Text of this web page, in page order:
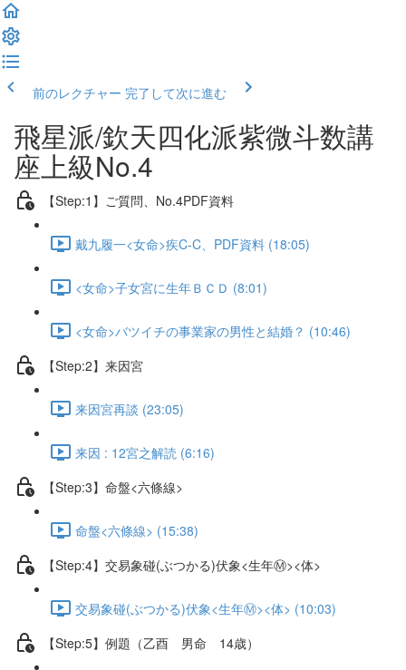
前のレクチャー 完了して次に進む
飛星派/欽天四化派紫微斗数講
座上級No.4
【Step:1】ご質問、No.4PDF資料
戴九履一<女命>疾C-C、PDF資料 (18:05)
<女命>子女宮に生年ＢＣＤ (8:01)
<女命>バツイチの事業家の男性と結婚？ (10:46)
【Step:2】来因宮
来因宮再談 (23:05)
来因 : 12宮之解読 (6:16)
【Step:3】命盤<六條線>
命盤<六條線> (15:38)
【Step:4】交易象碰(ぶつかる)伏象<生年Ⓜ><体>
交易象碰(ぶつかる)伏象<生年Ⓜ><体> (10:03)
【Step:5】例題（乙酉 男命 14歳）